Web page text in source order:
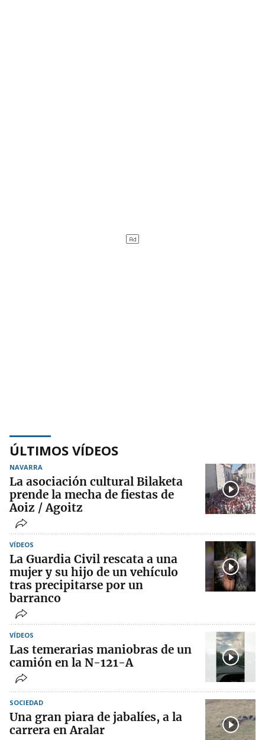
ÚLTIMOS VÍDEOS
NAVARRA
La asociación cultural Bilaketa
prende la mecha de fiestas de
Aoiz / Agoitz
VÍDEOS
La Guardia Civil rescata a una
mujer y su hijo de un vehículo
tras precipitarse por un
barranco
VÍDEOS
Las temerarias maniobras de un
camión en la N-121-A
SOCIEDAD
Una gran piara de jabalíes, a la
carrera en Aralar